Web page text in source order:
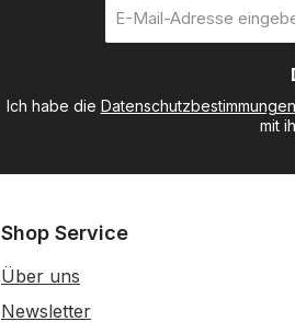
Mail-
Ich habe die Datenschutzbestimmungen
mit
Shop Service
Über uns
Newsletter